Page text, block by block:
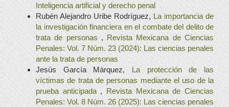
Inteligencia artificial y derecho penal
Rubén Alejandro Uribe Rodríguez, La importancia de
la investigación financiera en el combate del delito de
trata de personas , Revista Mexicana de Ciencias
Penales: Vol. 7 Núm. 23 (2024): Las ciencias penales
ante la trata de personas
Jesús García Márquez, La protección de las
víctimas de trata de personas mediante el uso de la
prueba anticipada , Revista Mexicana de Ciencias
Penales: Vol. 8 Núm. 26 (2025): Las ciencias penales